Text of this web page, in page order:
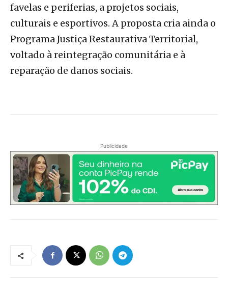
favelas e periferias, a projetos sociais,
culturais e esportivos. A proposta cria ainda o
Programa Justiça Restaurativa Territorial,
voltado à reintegração comunitária e à
reparação de danos sociais.
Publicidade